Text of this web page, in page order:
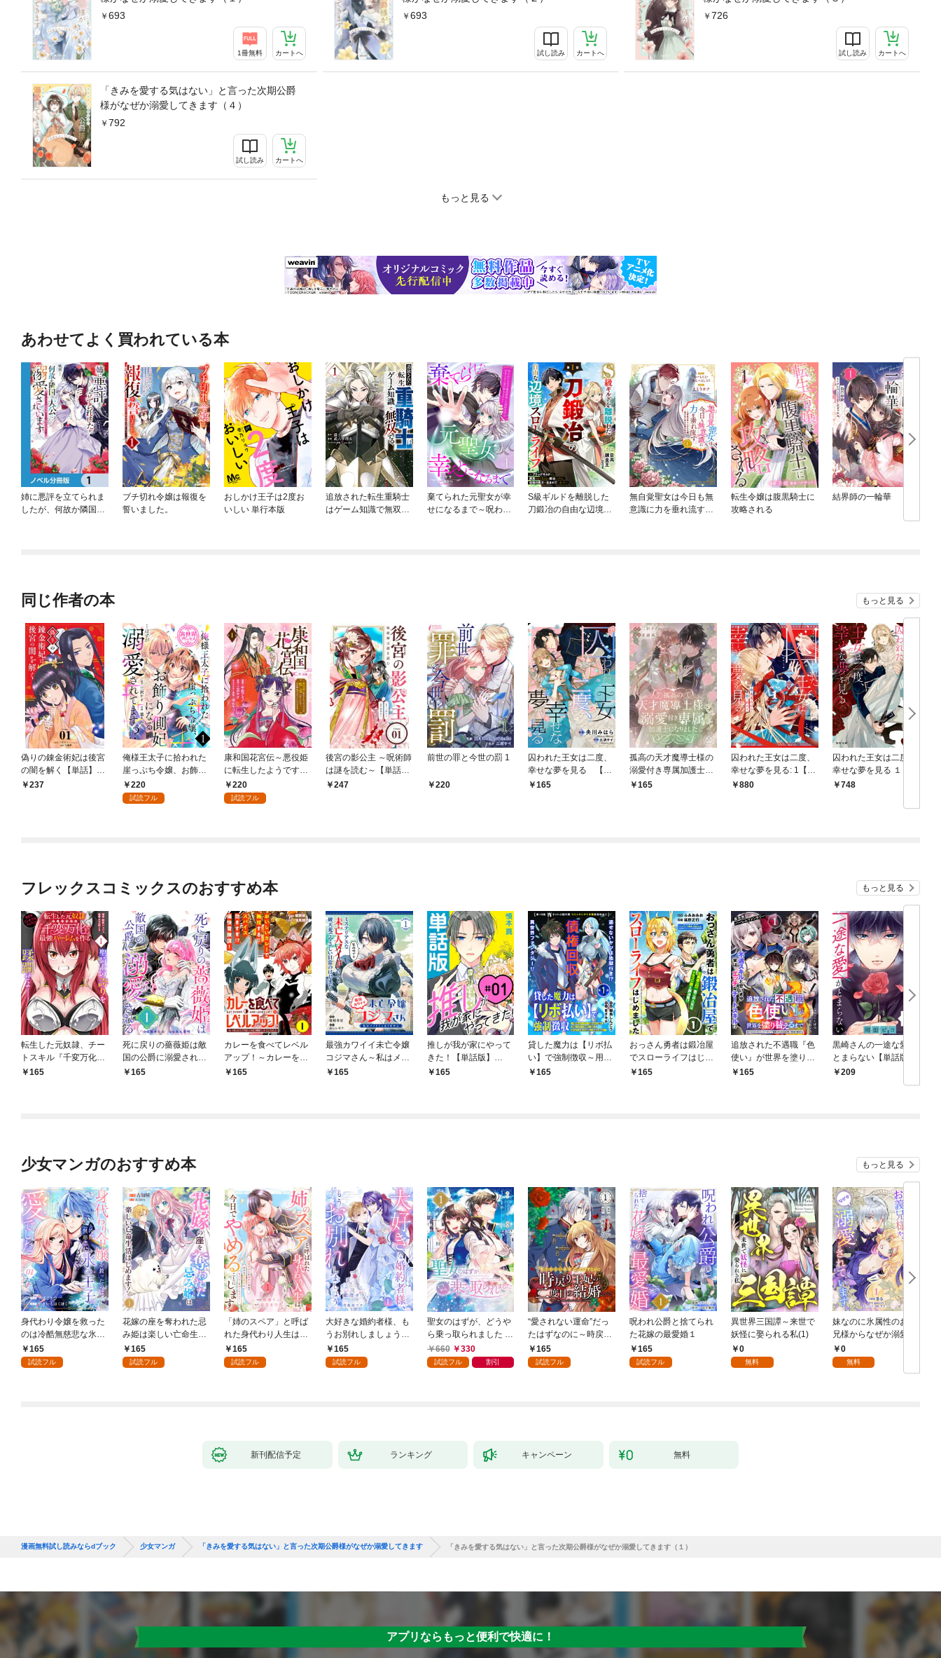
693
1冊無料 カートへ
693
試し読み カートへ
726
試し読み カートへ
「きみを愛する気はない」と言った次期公爵
様がなぜか溺愛してきます（４）
792
試し読み カートへ
もっと見る
あわせてよく買われている本
姉に悪評を立てられま
したが、何故か隣国の
ブチ切れ令嬢は報復を
誓いました。
おしかけ王子は2度お
いしい 単行本版
追放された転生重騎士
はゲーム知識で無双す
棄てられた元聖女が幸
せになるまで～呪われ
S級ギルドを離脱した
刀鍛冶の自由な辺境ス
無自覚聖女は今日も無
意識に力を垂れ流す
転生令嬢は腹黒騎士に
攻略される
結界師の一輪華
同じ作者の本 もっと見る
偽りの錬金術妃は後宮
の闇を解く【単話】
（１）
237
俺様王太子に拾われた
崖っぷち令嬢、お飾り
側妃になる…はずが溺
愛されてます！？(話売
220
試読フル
康和国花宮伝～悪役姫
に転生したようです
が、推し活に忙しいの
でお役御免させていた
220
試読フル
後宮の影公主 ～呪術師
は謎を読む～【単話】
（１）
247
前世の罪と今世の罰 1
220
囚われた王女は二度、
幸せな夢を見る 【連
載版】: 1
165
孤高の天才魔導士様の
溺愛付き専属加護士に
なりました【マイク
165
囚われた王女は二度、
幸せな夢を見る: 1【イ
ラスト特典付】
880
囚われた王女は二度、
幸せな夢を見る １
748
フレックスコミックスのおすすめ本 もっと見る
転生した元奴隷、チー
トスキル『千変万化』
で最強ハーレムを作る
165
死に戻りの薔薇姫は敵
国の公爵に溺愛される
（単話版）第1話
165
カレーを食べてレベル
アップ！～カレーを楽
しんでいただけなのに
165
最強カワイイ未亡令嬢
コジマさん～私はメイ
ドじゃありません～
165
推しが我が家にやって
きた！【単話版】
（1）
165
貸した魔力は【リボ払
い】で強制徴収～用済
みとパーティー追放さ
165
おっさん勇者は鍛冶屋
でスローライフはじめ
ました（単話版）第1
165
追放された不遇職『色
使い』が世界を塗り替
えるまで ～美少女だ
165
黒崎さんの一途な愛が
とまらない【単話版】
(1)209
少女マンガのおすすめ本 もっと見る
身代わり令嬢を救った
のは冷酷無慈悲な氷の
王子の愛でした１
165
試読フル
花嫁の座を奪われた忌
み姫は楽しい亡命生活
はじめます！１
165
試読フル
「姉のスペア」と呼ば
れた身代わり人生は、
今日でやめることにし
ます～辺境で自由を満
165
試読フル
大好きな婚約者様、も
うお別れしましょう。
１165
試読フル
聖女のはずが、どうや
ら乗っ取られました 1
巻660 330
試読フル 割引
“愛されない運命”だっ
たはずなのに～時戻り
王妃の二度目の結婚～
１
165
試読フル
呪われ公爵と捨てられ
た花嫁の最愛婚１
165
試読フル
異世界三国譚～来世で
妖怪に娶られる私(1)
0
無料
妹なのに氷属性のお義
兄様からなぜか溺愛さ
れています【第1話】
（エンジェライトコミ
0
無料
新刊配信予定 ランキング キャンペーン 無料
漫画無料試し読みならdブック 少女マンガ 「きみを愛する気はない」と言った次期公爵様がなぜか溺愛してきます 「きみを愛する気はない」と言った次期公爵様がなぜか溺愛してきます（１）
アプリならもっと便利で快適に！